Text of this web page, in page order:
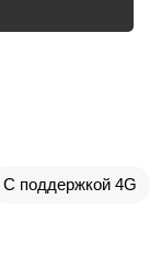
С поддержкой 4G